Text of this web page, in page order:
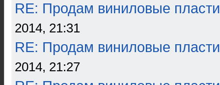
RE: Продам виниловые
2014, 21:31
RE: Продам виниловые
2014, 21:27